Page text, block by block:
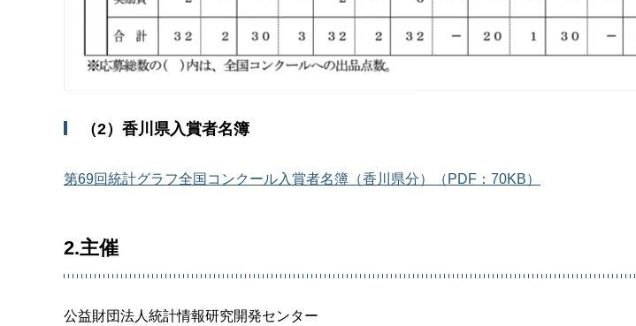
（2）香川県入賞者名簿
第69回統計グラフ全国コンクール入賞者名簿（香川県分）（PDF：70KB）
2.主催
公益財団法人統計情報研究開発センター